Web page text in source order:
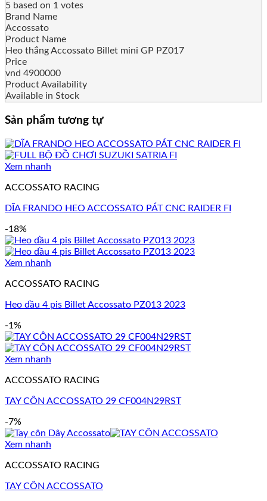
5 based on 1 votes
Brand Name
Accossato
Product Name
Heo thắng Accossato Billet mini GP PZ017
Price
vnd 4900000
Product Availability
Available in Stock
Sản phẩm tương tự
Xem nhanh
ACCOSSATO RACING
DĨA FRANDO HEO ACCOSSATO PÁT CNC RAIDER FI
-18%
Xem nhanh
ACCOSSATO RACING
Heo dầu 4 pis Billet Accossato PZ013 2023
-1%
Xem nhanh
ACCOSSATO RACING
TAY CÔN ACCOSSATO 29 CF004N29RST
-7%
Xem nhanh
ACCOSSATO RACING
TAY CÔN ACCOSSATO